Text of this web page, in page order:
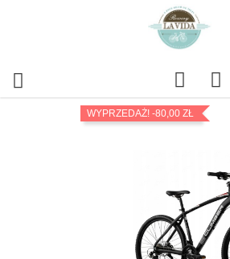
WYPRZEDAŻ!-80,00 ZŁ